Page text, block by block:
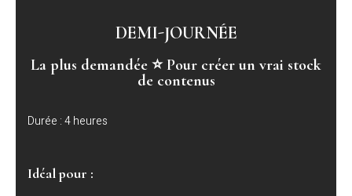
DEMI-JOURNÉE
La plus demandée ⭐ Pour créer un vrai stock
de contenus
Durée : 4 heures
Idéal pour :